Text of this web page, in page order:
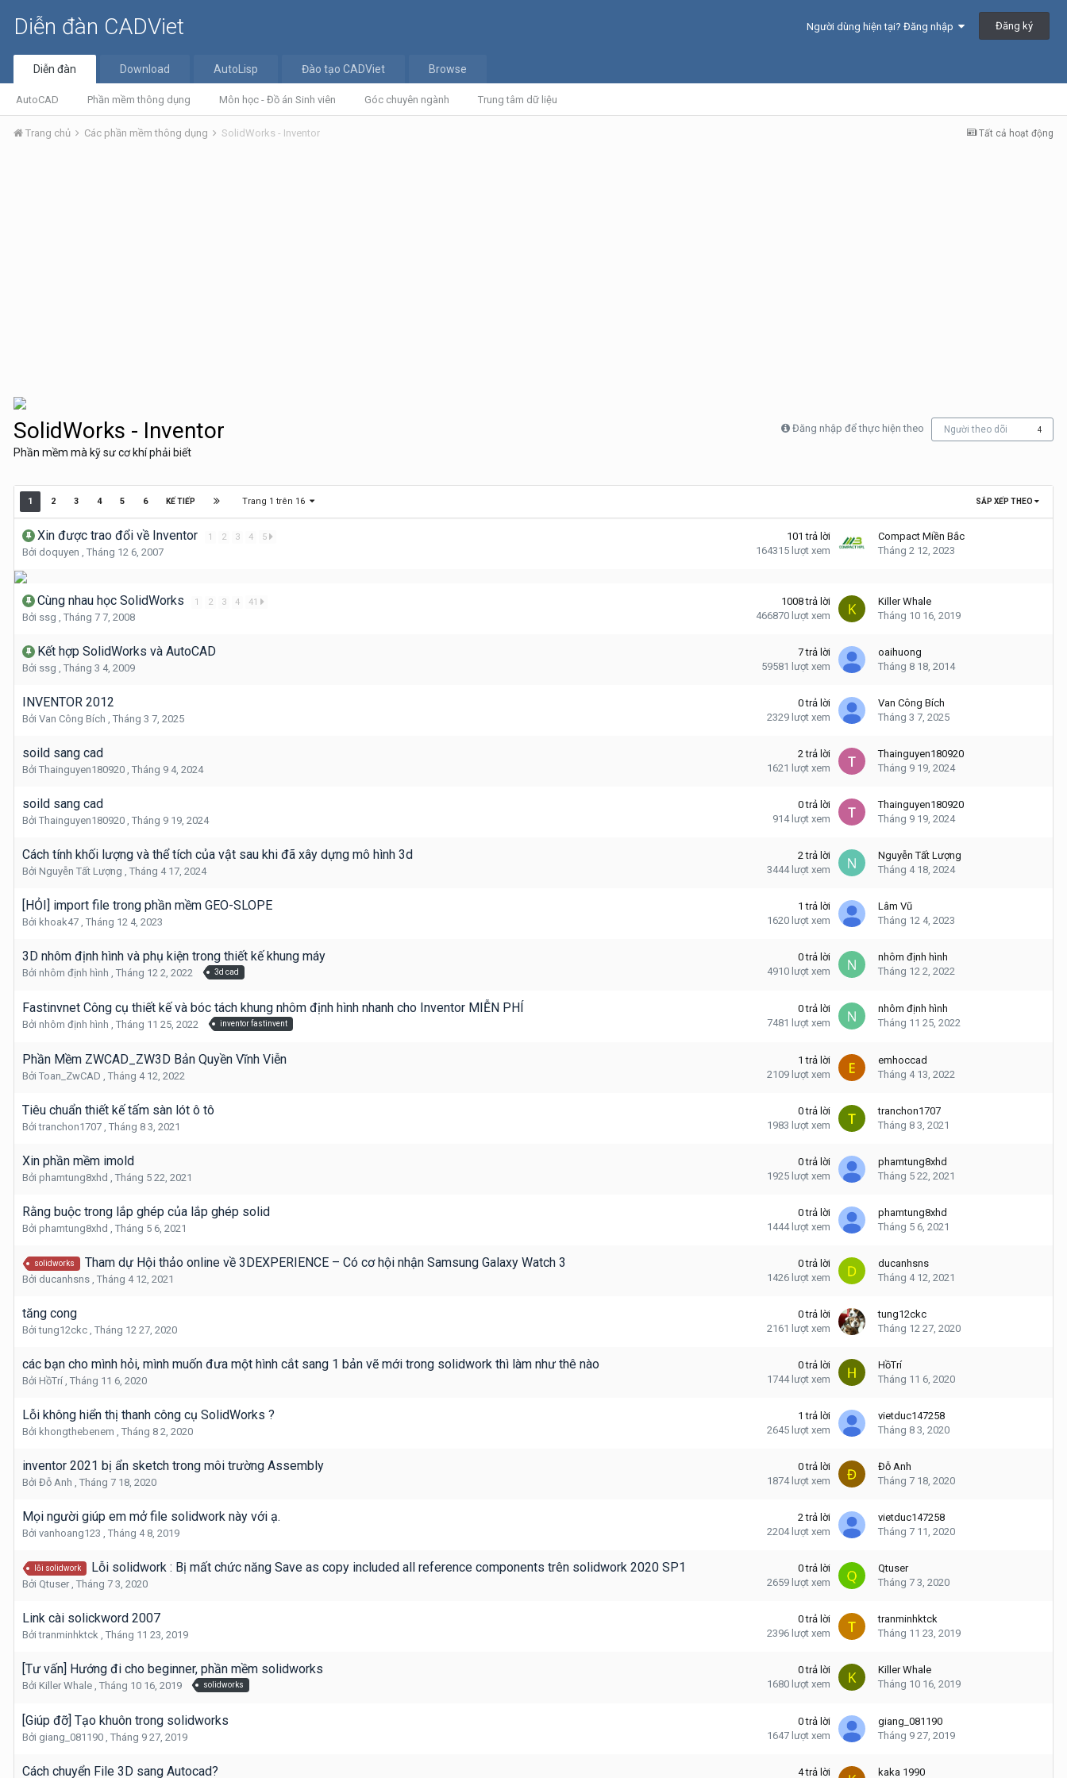
Diễn đàn CADViet Người dùng hiện tại? Đăng nhập Đăng ký
Diễn đàn
AutoCAD Phần mềm thông dụng Môn học - Đồ án Sinh viên Góc chuyên ngành Trung tâm dữ liệu
Download AutoLisp Đào tạo CADViet Browse
Tất cả hoạt động
Trang chủ Các phần mềm thông dụng SolidWorks - Inventor
SolidWorks - Inventor Đăng nhập để thực hiện theo Người theo dõi 4
Phần mềm mà kỹ sư cơ khí phải biết
SẮP XẾP THEO
1 2 3 4 5 6 KẾ TIẾP Trang 1 trên 16
Xin được trao đổi về Inventor 1 2 3 4 5
Bởi doquyen , Tháng 12 6, 2007
101 trả lời
164315 lượt xem
Compact Miền Bắc
Tháng 2 12, 2023
Cùng nhau học SolidWorks 1 2 3 4 41
Bởi ssg , Tháng 7 7, 2008
1008 trả lời
466870 lượt xem
Killer Whale
Tháng 10 16, 2019
Kết hợp SolidWorks và AutoCAD
Bởi ssg , Tháng 3 4, 2009
7 trả lời
59581 lượt xem
oaihuong
Tháng 8 18, 2014
INVENTOR 2012
Bởi Van Công Bích , Tháng 3 7, 2025
0 trả lời
2329 lượt xem
Van Công Bích
Tháng 3 7, 2025
soild sang cad
Bởi Thainguyen180920 , Tháng 9 4, 2024
2 trả lời
1621 lượt xem
Thainguyen180920
Tháng 9 19, 2024
soild sang cad
Bởi Thainguyen180920 , Tháng 9 19, 2024
0 trả lời
914 lượt xem
Thainguyen180920
Tháng 9 19, 2024
Cách tính khối lượng và thể tích của vật sau khi đã xây dựng mô hình 3d
Bởi Nguyễn Tất Lượng , Tháng 4 17, 2024
2 trả lời
3444 lượt xem
Nguyễn Tất Lượng
Tháng 4 18, 2024
[HỎI] import file trong phần mềm GEO-SLOPE
Bởi khoak47 , Tháng 12 4, 2023
1 trả lời
1620 lượt xem
Lâm Vũ
Tháng 12 4, 2023
3D nhôm định hình và phụ kiện trong thiết kế khung máy
Bởi nhôm định hình , Tháng 12 2, 2022 3d cad
0 trả lời
4910 lượt xem
nhôm định hình
Tháng 12 2, 2022
Fastinvnet Công cụ thiết kế và bóc tách khung nhôm định hình nhanh cho Inventor MIỄN PHÍ
Bởi nhôm định hình , Tháng 11 25, 2022 inventor fastinvent
0 trả lời
7481 lượt xem
nhôm định hình
Tháng 11 25, 2022
Phần Mềm ZWCAD_ZW3D Bản Quyền Vĩnh Viễn
Bởi Toan_ZwCAD , Tháng 4 12, 2022
1 trả lời
2109 lượt xem
emhoccad
Tháng 4 13, 2022
Tiêu chuẩn thiết kế tấm sàn lót ô tô
Bởitranchon1707 , Tháng 8 3, 2021
0 trả lời
1983 lượt xem
tranchon1707
Tháng 8 3, 2021
Xin phần mềm imold
Bởi phamtung8xhd , Tháng 5 22, 2021
0 trả lời
1925 lượt xem
phamtung8xhd
Tháng 5 22, 2021
Rằng buộc trong lắp ghép của lắp ghép solid
Bởi phamtung8xhd , Tháng 5 6, 2021
0 trả lời
1444 lượt xem
phamtung8xhd
Tháng 5 6, 2021
solidworks Tham dự Hội thảo online về 3DEXPERIENCE – Có cơ hội nhận Samsung Galaxy Watch 3
Bởi ducanhsns , Tháng 4 12, 2021
0 trả lời
1426 lượt xem
ducanhsns
Tháng 4 12, 2021
tăng cong
Bởitung12ckc , Tháng 12 27, 2020
0 trả lời
2161 lượt xem
tung12ckc
Tháng 12 27, 2020
các bạn cho mình hỏi, mình muốn đưa một hình cắt sang 1 bản vẽ mới trong solidwork thì làm như thê nào
Bởi HồTrí , Tháng 11 6, 2020
0 trả lời
1744 lượt xem
HồTrí
Tháng 11 6, 2020
Lỗi không hiển thị thanh công cụ SolidWorks ?
Bởi khongthebenem , Tháng 8 2, 2020
1 trả lời
2645 lượt xem
vietduc147258
Tháng 8 3, 2020
inventor 2021 bị ẩn sketch trong môi trường Assembly
Bởi Đỗ Anh , Tháng 7 18, 2020
0 trả lời
1874 lượt xem
Đỗ Anh
Tháng 7 18, 2020
Mọi người giúp em mở file solidwork này với ạ.
Bởi vanhoang123 , Tháng 4 8, 2019
2 trả lời
2204 lượt xem
vietduc147258
Tháng 7 11, 2020
lỗi solidwork Lỗi solidwork : Bị mất chức năng Save as copy included all reference components trên solidwork 2020 SP1
Bởi Qtuser , Tháng 7 3, 2020
0 trả lời
2659 lượt xem
Qtuser
Tháng 7 3, 2020
Link cài solickword 2007
Bởitranminhktck , Tháng 11 23, 2019
0 trả lời
2396 lượt xem
tranminhktck
Tháng 11 23, 2019
[Tư vấn] Hướng đi cho beginner, phần mềm solidworks
Bởi Killer Whale , Tháng 10 16, 2019 solidworks
0 trả lời
1680 lượt xem
Killer Whale
Tháng 10 16, 2019
[Giúp đỡ] Tạo khuôn trong solidworks
Bởi giang_081190 , Tháng 9 27, 2019
0 trả lời
1647 lượt xem
giang_081190
Tháng 9 27, 2019
Cách chuyển File 3D sang Autocad? 4 trả lời kaka 1990